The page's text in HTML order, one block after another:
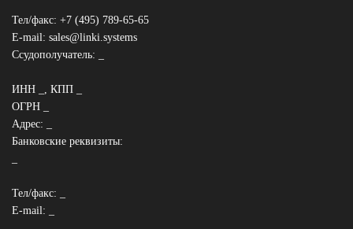
Тел/факс: +7 (495) 789-65-65
E-mail: sales@linki.systems
Ссудополучатель: _
ИНН _, КПП _
ОГРН _
Адрес: _
Банковские реквизиты:
Тел/факс: _
E-mail: _